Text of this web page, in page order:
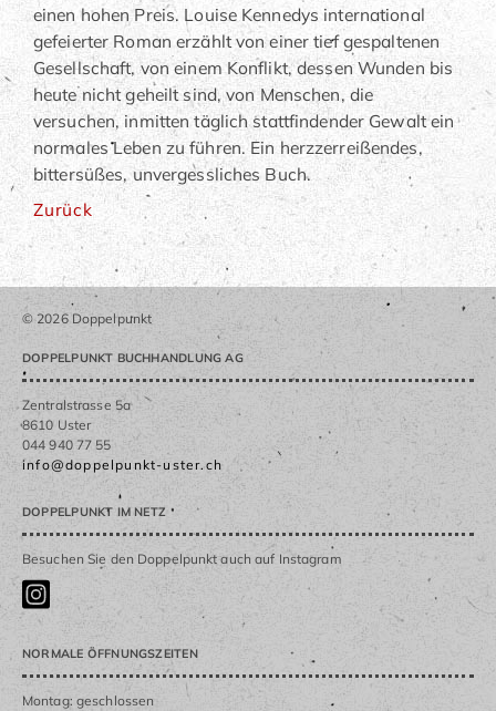
einen hohen Preis. Louise Kennedys international
gefeierter Roman erzählt von einer tief gespaltenen
Gesellschaft, von einem Konflikt, dessen Wunden bis
heute nicht geheilt sind, von Menschen, die
versuchen, inmitten täglich stattfindender Gewalt ein
normales Leben zu führen. Ein herzzerreißendes,
bittersüßes, unvergessliches Buch.
Zurück
© 2026 Doppelpunkt
DOPPELPUNKT BUCHHANDLUNG AG
Zentralstrasse 5a
8610 Uster
044 940 77 55
info@doppelpunkt-uster.ch
DOPPELPUNKT IM NETZ
Besuchen Sie den Doppelpunkt auch auf Instagram
NORMALE ÖFFNUNGSZEITEN
Montag: geschlossen